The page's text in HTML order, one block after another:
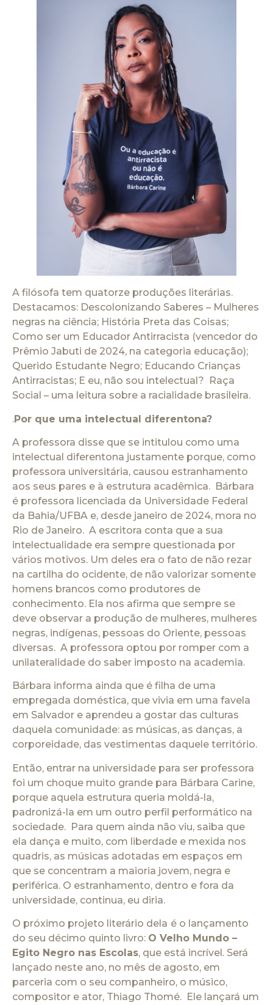
A filósofa tem quatorze produções literárias.
Destacamos: Descolonizando Saberes – Mulheres
negras na ciência; História Preta das Coisas;
Como ser um Educador Antirracista (vencedor do
Prêmio Jabuti de 2024, na categoria educação);
Querido Estudante Negro; Educando Crianças
Antirracistas; E eu, não sou intelectual? Raça
Social – uma leitura sobre a racialidade brasileira.
.Por que uma intelectual diferentona?
A professora disse que se intitulou como uma
intelectual diferentona justamente porque, como
professora universitária, causou estranhamento
aos seus pares e à estrutura acadêmica. Bárbara
é professora licenciada da Universidade Federal
da Bahia/UFBA e, desde janeiro de 2024, mora no
Rio de Janeiro. A escritora conta que a sua
intelectualidade era sempre questionada por
vários motivos. Um deles era o fato de não rezar
na cartilha do ocidente, de não valorizar somente
homens brancos como produtores de
conhecimento. Ela nos afirma que sempre se
deve observar a produção de mulheres, mulheres
negras, indígenas, pessoas do Oriente, pessoas
diversas. A professora optou por romper com a
unilateralidade do saber imposto na academia.
Bárbara informa ainda que é filha de uma
empregada doméstica, que vivia em uma favela
em Salvador e aprendeu a gostar das culturas
daquela comunidade: as músicas, as danças, a
corporeidade, das vestimentas daquele território.
Então, entrar na universidade para ser professora
foi um choque muito grande para Bárbara Carine,
porque aquela estrutura queria moldá-la,
padronizá-la em um outro perfil performático na
sociedade. Para quem ainda não viu, saiba que
ela dança e muito, com liberdade e mexida nos
quadris, as músicas adotadas em espaços em
que se concentram a maioria jovem, negra e
periférica. O estranhamento, dentro e fora da
universidade, continua, eu diria.
O próximo projeto literário dela é o lançamento
do seu décimo quinto livro: O Velho Mundo –
Egito Negro nas Escolas, que está incrível. Será
lançado neste ano, no mês de agosto, em
parceria com o seu companheiro, o músico,
compositor e ator, Thiago Thomé. Ele lançará um